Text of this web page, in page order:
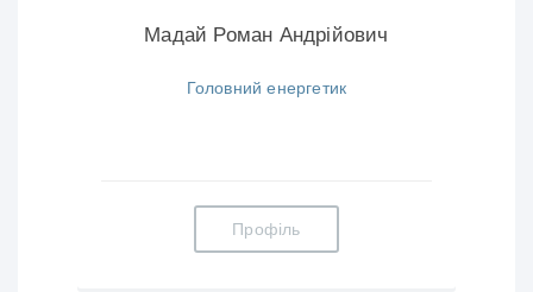
Мадай Роман Андрійович
Головний енергетик
Профіль